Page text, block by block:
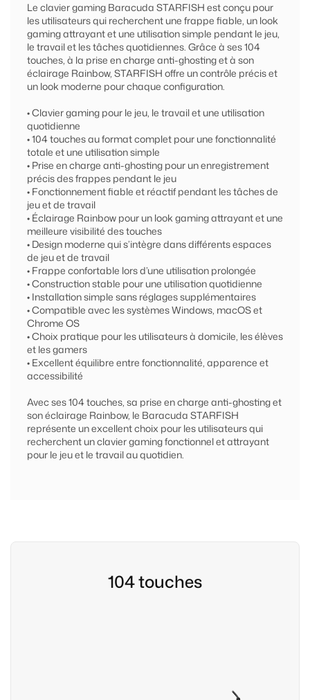
Le clavier gaming Baracuda STARFISH est conçu pour
les utilisateurs qui recherchent une frappe fiable, un look
gaming attrayant et une utilisation simple pendant le jeu,
le travail et les tâches quotidiennes. Grâce à ses 104
touches, à la prise en charge anti-ghosting et à son
éclairage Rainbow, STARFISH offre un contrôle précis et
un look moderne pour chaque configuration.
• Clavier gaming pour le jeu, le travail et une utilisation
quotidienne
• 104 touches au format complet pour une fonctionnalité
totale et une utilisation simple
• Prise en charge anti-ghosting pour un enregistrement
précis des frappes pendant le jeu
• Fonctionnement fiable et réactif pendant les tâches de
jeu et de travail
• Éclairage Rainbow pour un look gaming attrayant et une
meilleure visibilité des touches
• Design moderne qui s’intègre dans différents espaces
de jeu et de travail
• Frappe confortable lors d’une utilisation prolongée
• Construction stable pour une utilisation quotidienne
• Installation simple sans réglages supplémentaires
• Compatible avec les systèmes Windows, macOS et
Chrome OS
• Choix pratique pour les utilisateurs à domicile, les élèves
et les gamers
• Excellent équilibre entre fonctionnalité, apparence et
accessibilité
Avec ses 104 touches, sa prise en charge anti-ghosting et
son éclairage Rainbow, le Baracuda STARFISH
représente un excellent choix pour les utilisateurs qui
recherchent un clavier gaming fonctionnel et attrayant
pour le jeu et le travail au quotidien.
104 touches